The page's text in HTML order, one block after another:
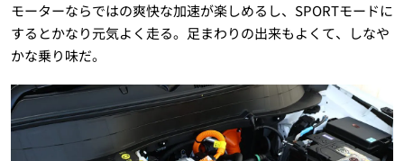
モーターならではの爽快な加速が楽しめるし、SPORTモードに
するとかなり元気よく走る。足まわりの出来もよくて、しなや
かな乗り味だ。